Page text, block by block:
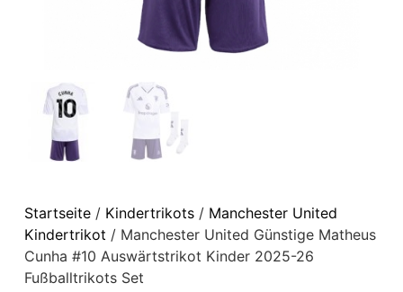
Startseite/ Kindertrikots/ Manchester United
Kindertrikot / Manchester United Günstige Matheus
Cunha #10 Auswärtstrikot Kinder 2025-26
Fußballtrikots Set